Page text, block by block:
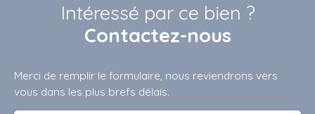
Intéressé par ce bien ?
Contactez-nous
Merci de remplir le formulaire, nous reviendrons vers
vous dans les plus brefs délais.